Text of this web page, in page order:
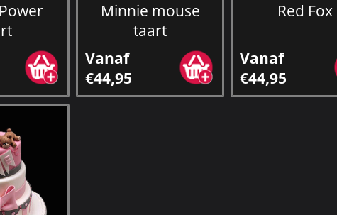
Minnie mouse
taart
Vanaf
€44,95
Red Fox
Vanaf
€44,95